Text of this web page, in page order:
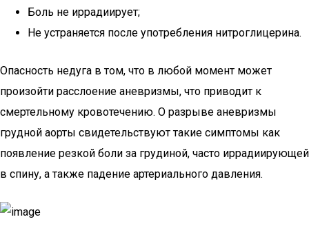
Боль не иррадиирует;
Не устраняется после употребления нитроглицерина.
Опасность недуга в том, что в любой момент может
произойти расслоение аневризмы, что приводит к
смертельному кровотечению. О разрыве аневризмы
грудной аорты свидетельствуют такие симптомы как
появление резкой боли за грудиной, часто иррадиирующей
в спину, а также падение артериального давления.